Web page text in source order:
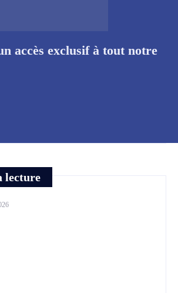
lecture
accès exclusif à tout notre